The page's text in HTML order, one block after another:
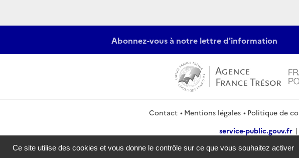
Abonnez-vous à notre lettre d'information
Contact Mentions légales Politique de
service-public.gouv.fr
2026
Ce site utilise des cookies et vous donne le contrôle sur ce que vous souhaitez activer